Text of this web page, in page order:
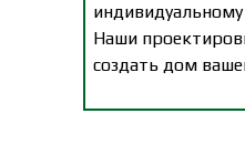
Наши
создать дом